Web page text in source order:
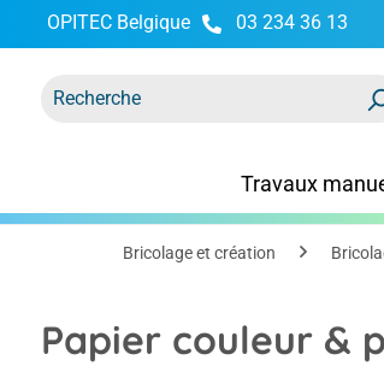
Passer à la navigation principale
OPITEC Belgique 03 234 36 13
Travaux
Bricolage et création
Papier couleur &